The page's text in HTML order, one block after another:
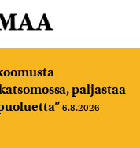
paljastaa
6.8.2026